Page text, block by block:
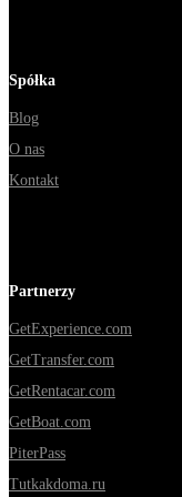
Spółka
Blog
O nas
Kontakt
Partnerzy
GetExperience.com
GetTransfer.com
GetRentacar.com
GetBoat.com
PiterPass
Tutkakdoma.ru